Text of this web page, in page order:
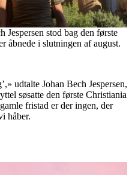
stod bag den første
åbnede i slutningen af august.
udtalte Johan Bech Jespersen,
søsatte den første Christiania
fristad er der ingen, der
håber.